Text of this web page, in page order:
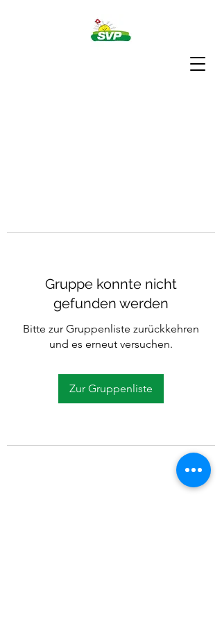
Gruppe konnte nicht
gefunden werden
Bitte zur Gruppenliste zurückkehren
und es erneut versuchen.
Zur Gruppenliste